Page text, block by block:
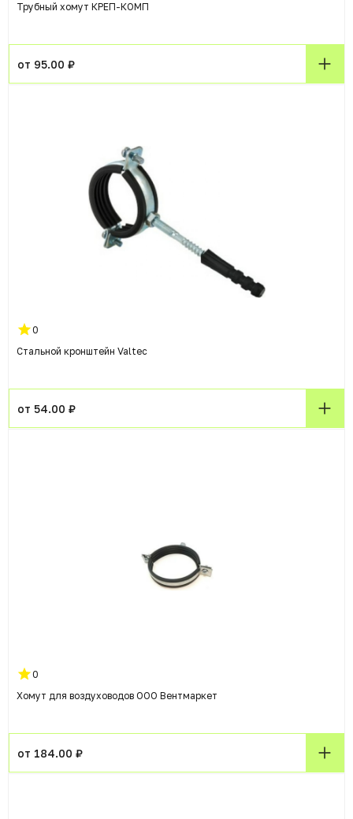
Трубный хомут КРЕП-КОМП
от 95.00 ₽
0
Стальной кронштейн Valtec
от 54.00 ₽
0
Хомут для воздуховодов ООО Вентмаркет
от 184.00 ₽